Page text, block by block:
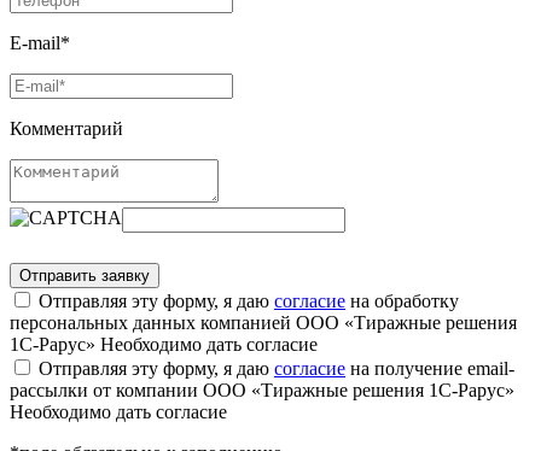
E-mail*
Комментарий
Отправляя эту форму, я даю согласие на обработку
персональных данных компанией ООО «Тиражные решения
1С-Рарус» Необходимо дать согласие
Отправляя эту форму, я даю согласие на получение email-
рассылки от компании ООО «Тиражные решения 1С-Рарус»
Необходимо дать согласие